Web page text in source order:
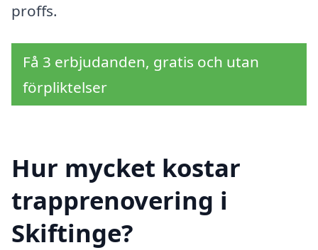
proffs.
Få 3 erbjudanden, gratis och utan
förpliktelser
Hur mycket kostar
trapprenovering i
Skiftinge?